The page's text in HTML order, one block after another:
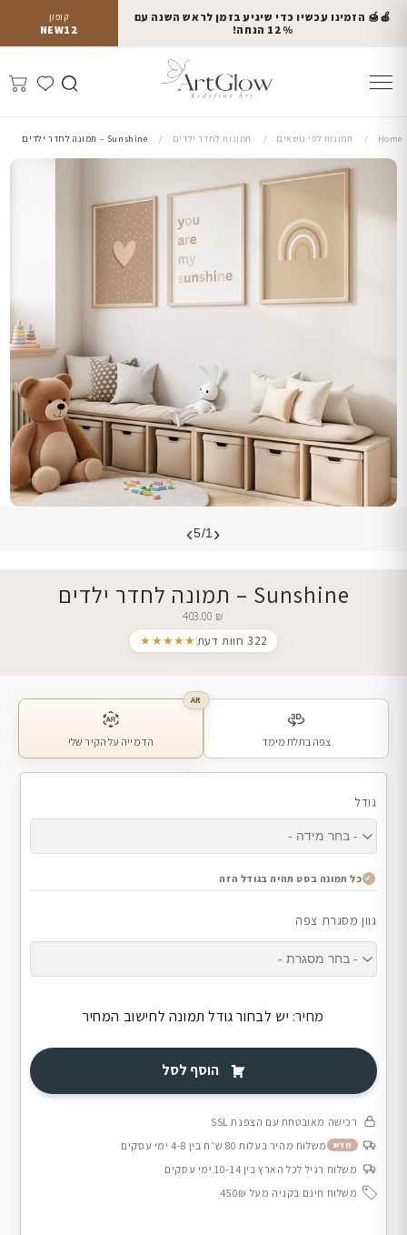
קופון
NEW12
🍎🍯 הזמינו עכשיו כדי שיגיע בזמן לראש השנה עם
12% הנחה!
Home תמונות לפי נושאים תמונות לחדר ילדים Sunshine – תמונה לחדר ילדים
‹
5/1
›
Sunshine – תמונה לחדר ילדים
403.00 ₪
★★★★★
322 חוות דעת
צפה בתלת מימד
AR
הדמייה על הקיר שלי
גודל
כל תמונה בסט תהיה בגודל הזה
גוון מסגרת צפה
מחיר: יש לבחור גודל תמונה לחישוב המחיר
הוסף לסל
רכישה מאובטחת עם הצפנת SSL
חדש
משלוח מהיר בעלות 80 ש״ח בין 4-8 ימי עסקים
משלוח רגיל לכל הארץ בין 10-14 ימי עסקים
משלוח חינם בקניה מעל 450₪